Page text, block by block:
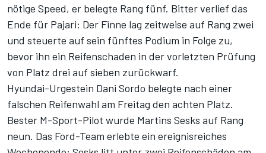
nötige Speed, er belegte Rang fünf. Bitter verlief das
Ende für Pajari: Der Finne lag zeitweise auf Rang zwei
und steuerte auf sein fünftes Podium in Folge zu,
bevor ihn ein Reifenschaden in der vorletzten Prüfung
von Platz drei auf sieben zurückwarf.
Hyundai-Urgestein Dani Sordo belegte nach einer
falschen Reifenwahl am Freitag den achten Platz.
Bester M-Sport-Pilot wurde Martins Sesks auf Rang
neun. Das Ford-Team erlebte ein ereignisreiches